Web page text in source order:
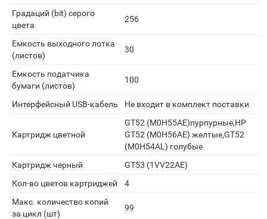
Градаций (bit) серого
цвета
256
Емкость выходного лотка
(листов)
30
Емкость податчика
бумаги (листов)
100
Интерфейсный USB-кабель Не входит в комплект поставки
Картридж цветной
GT52 (M0H55AE)пурпурные,HP
GT52 (M0H56AE) желтые,GT52
(M0H54AL) голубые
Картридж черный
GT53 (1VV22AE)
Кол-во цветов картриджей
4
Макс. количество копий
за цикл (шт)
99